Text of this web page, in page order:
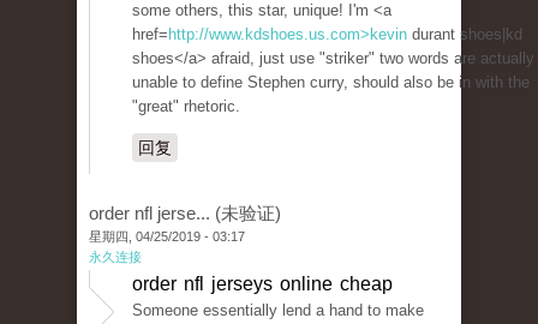
some others, this star, unique! I'm <a
href= http://www.kdshoes.us.com>kevin durant shoes|kd
shoes</a> afraid, just use "striker" two words are actually
unable to define Stephen curry, should also be in with the
"great" rhetoric.
回复
order nfl jerse... (未验证)
星期四, 04/25/2019 - 03:17
永久连接
order nfl jerseys online cheap
Someone essentially lend a hand to make